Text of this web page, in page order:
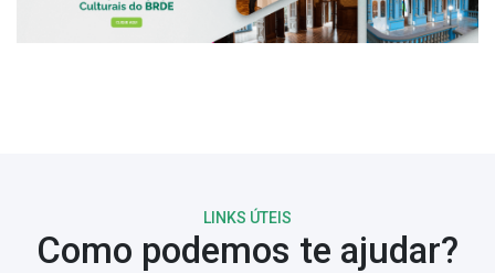
LINKS ÚTEIS
Como podemos te ajudar?